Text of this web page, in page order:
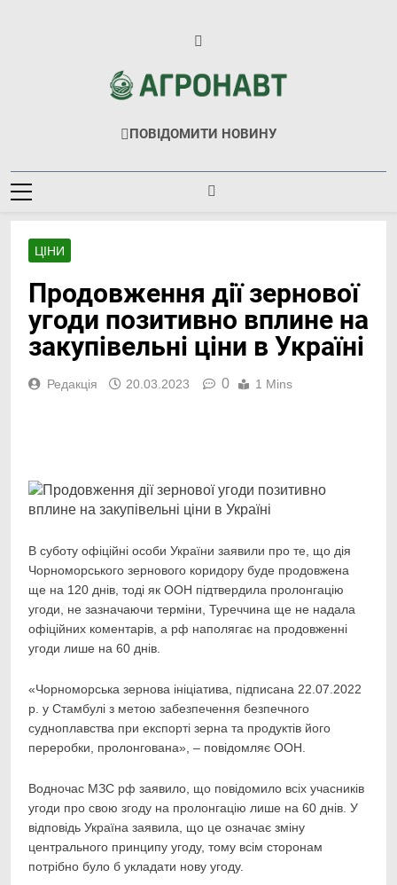
Агронавт
Новини Українського Агробізнесу
ПОВІДОМИТИ НОВИНУ
ЦІНИ
Продовження дії зернової
угоди позитивно вплине на
закупівельні ціни в Україні
Редакція 20.03.2023 0 1 Mins
Link
В суботу офіційні особи України заявили про те, що дія
Чорноморського зернового коридору буде продовжена
ще на 120 днів, тоді як ООН підтвердила пролонгацію
угоди, не зазначаючи терміни, Туреччина ще не надала
офіційних коментарів, а рф наполягає на продовженні
угоди лише на 60 днів.
«Чорноморська зернова ініціатива, підписана 22.07.2022
р. у Стамбулі з метою забезпечення безпечного
судноплавства при експорті зерна та продуктів його
переробки, пролонгована», – повідомляє ООН.
Водночас МЗС рф заявило, що повідомило всіх учасників
угоди про свою згоду на пролонгацію лише на 60 днів. У
відповідь Україна заявила, що це означає зміну
центрального принципу угоду, тому всім сторонам
потрібно було б укладати нову угоду.